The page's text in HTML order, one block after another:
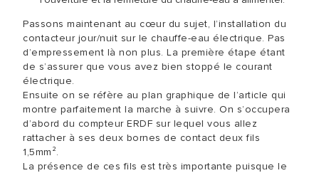
Passons maintenant au cœur du sujet, l’installation du
contacteur jour/nuit sur le chauffe-eau électrique. Pas
d’empressement là non plus. La première étape étant
de s’assurer que vous avez bien stoppé le courant
électrique.
Ensuite on se réfère au plan graphique de l’article qui
montre parfaitement la marche à suivre. On s’occupera
d’abord du compteur ERDF sur lequel vous allez
rattacher à ses deux bornes de contact deux fils
1,5mm².
La présence de ces fils est très importante puisque le